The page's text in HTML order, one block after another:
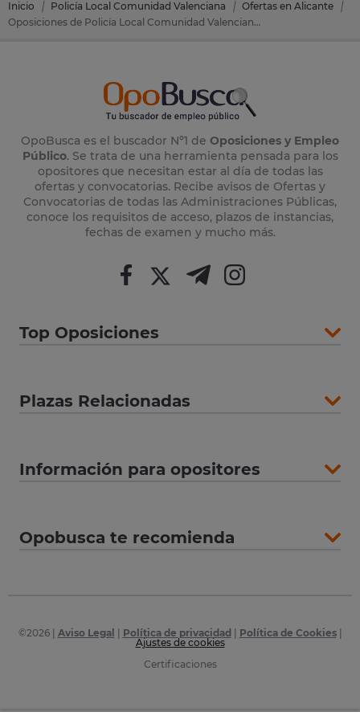
Inicio Policía Local Comunidad Valenciana
Ofertas en Alicante
Oposiciones de Policía Local Comunidad Valenciana en Monforte Del Cid (Alicante)
OpoBusca es el buscador Nº1 de Oposiciones y Empleo
Público. Se trata de una herramienta pensada para los
opositores que necesitan estar al día de todas las
ofertas y convocatorias. Recibe avisos de Ofertas y
Convocatorias de todas las Administraciones Públicas,
conoce los requisitos de acceso, plazos de instancias,
fechas de examen y mucho más.
Top Oposiciones
Plazas Relacionadas
Información para opositores
Opobusca te recomienda
©2026| Aviso Legal Política de privacidad Política de Cookies|
Ajustes de cookies
Certificaciones